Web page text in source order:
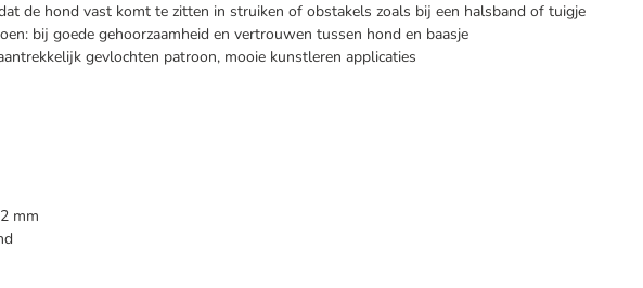
de hond vast komt te zitten in struiken of obstakels zoals bij een halsband of tuigje
bij goede gehoorzaamheid en vertrouwen tussen hond en baasje
gevlochten patroon, mooie kunstleren applicaties
mm